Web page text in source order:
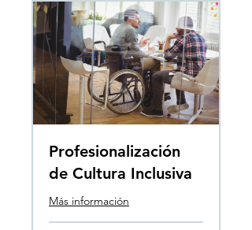
Profesionalización
de Cultura Inclusiva
Más información